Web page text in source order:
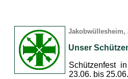
Jakobwüllesheim,
Unser
Schützenfest
23.06. bis